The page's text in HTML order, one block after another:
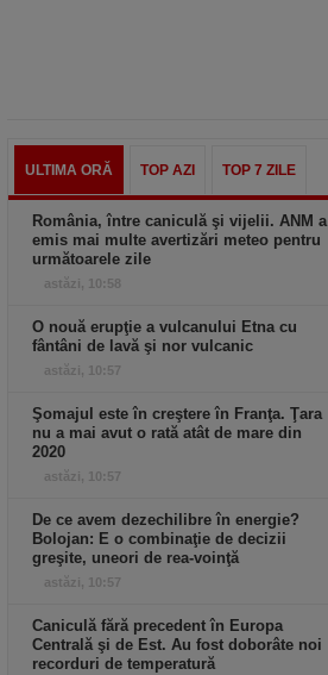
ULTIMA ORĂ TOP AZI TOP 7 ZILE
România, între caniculă şi vijelii. ANM a
emis mai multe avertizări meteo pentru
următoarele zile
astăzi, 10:58
O nouă erupţie a vulcanului Etna cu
fântâni de lavă şi nor vulcanic
astăzi, 10:57
Şomajul este în creştere în Franţa. Ţara
nu a mai avut o rată atât de mare din
2020
astăzi, 10:57
De ce avem dezechilibre în energie?
Bolojan: E o combinaţie de decizii
greşite, uneori de rea-voinţă
astăzi, 10:57
Caniculă fără precedent în Europa
Centrală şi de Est. Au fost doborâte noi
recorduri de temperatură